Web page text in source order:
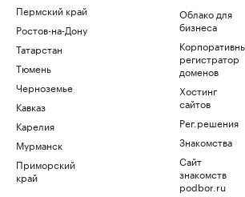
Пермский край
Ростов-на-Дону
Татарстан
Тюмень
Черноземье
Кавказ
Карелия
Мурманск
Приморский
край
Облако для
бизнеса
регистратор
доменов
Хостинг
сайтов
Рег.решения
Знакомства
Сайт
знакомств
podbor.ru